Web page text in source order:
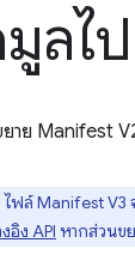
ลไ
าย Manifest
ฟล์ Manifest V3
อิง API หากส่วนข